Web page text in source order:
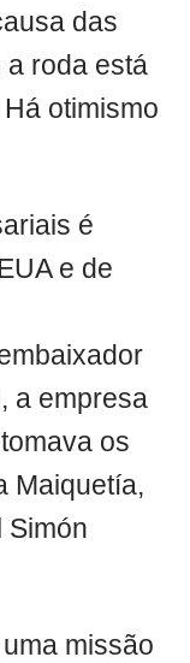
das
roda está
otimismo
é
e de
a empresa
os
Maiquetía,
Simón
missão